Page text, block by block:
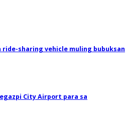
ride-sharing vehicle muling bubuksan
City Airport para sa